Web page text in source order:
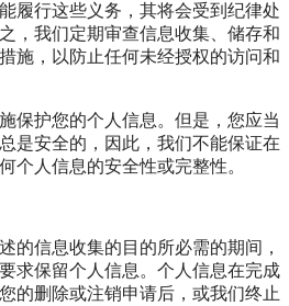
履行这些义务，其将会受到纪律处
，我们定期审查信息收集、储存和
施，以防止任何未经授权的访问和
保护您的个人信息。但是，您应当
是安全的，因此，我们不能保证在
个人信息的安全性或完整性。
的信息收集的目的所必需的期间，
求保留个人信息。个人信息在完成
的删除或注销申请后，或我们终止